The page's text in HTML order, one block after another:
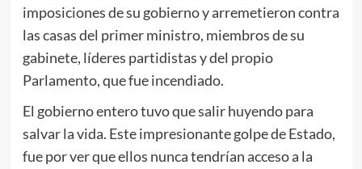
imposiciones de su gobierno y arremetieron contra
las casas del primer ministro, miembros de su
gabinete, líderes partidistas y del propio
Parlamento, que fue incendiado.
El gobierno entero tuvo que salir huyendo para
salvar la vida. Este impresionante golpe de Estado,
fue por ver que ellos nunca tendrían acceso a la